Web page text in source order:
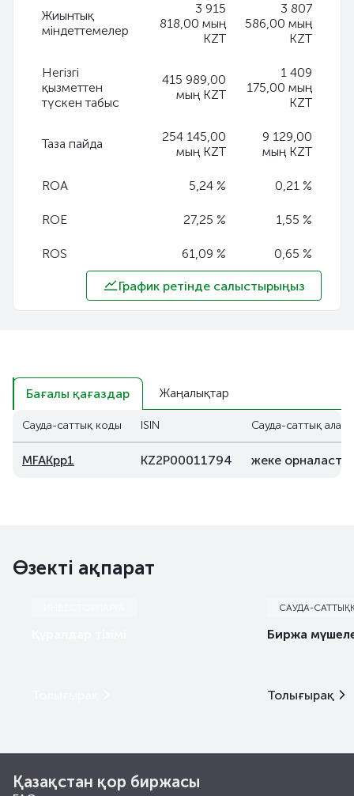
Жиынтық
міндеттемелер
3 915
818,00 мың
KZT
3 807
586,00 мың
KZT
Негізгі
қызметтен
түскен табыс
415 989,00
мың KZT
1 409
175,00 мың
KZT
Таза пайда
254 145,00
мың KZT
9 129,00
мың KZT
ROA 5,24 % 0,21 %
ROE 27,25 % 1,55 %
ROS 61,09 % 0,65 %
График ретінде салыстырыңыз
Бағалы қағаздар Жаңалықтар
Сауда-саттық коды ISIN Сауда-саттық алаң
MFAKpp1 KZ2P00011794 жеке
Өзекті ақпарат
САУДА-
Биржа
Толығырақ
Қазақстан қор биржасы